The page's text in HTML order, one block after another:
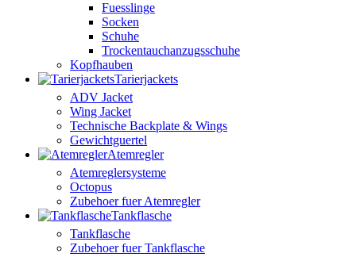
Fuesslinge
Socken
Schuhe
Trockentauchanzugsschuhe
Kopfhauben
Tarierjackets
ADV Jacket
Wing Jacket
Technische Backplate & Wings
Gewichtguertel
Atemregler
Atemreglersysteme
Octopus
Zubehoer fuer Atemregler
Tankflasche
Tankflasche
Zubehoer fuer Tankflasche